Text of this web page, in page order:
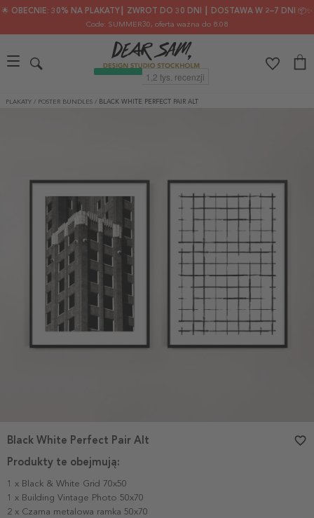
🌟 OBECNIE: 30% NA PLAKATY┃ ZWROT DO 30 DNI ┃ DOSTAWA W 2–7 DNI 📦✨
Code: SUMMER30, oferta ważna do 8.08
PLAKATY / POSTER BUNDLES / BLACK WHITE PERFECT PAIR ALT
Produkty te obejmują:
1 x Black & White Grid 70x50
1 x Building Vintage Photo 50x70
2 x Czarna metalowa ramka 50x70
Black White Perfect Pair Alt favorite_border